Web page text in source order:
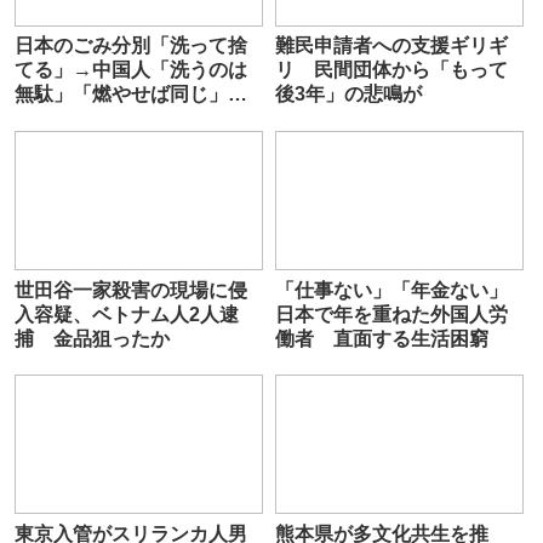
日本のごみ分別「洗って捨
てる」→中国人「洗うのは
無駄」「燃やせば同じ」
難民申請者への支援ギリギ
リ 民間団体から「もって
後3年」の悲鳴が
世田谷一家殺害の現場に侵
入容疑、ベトナム人2人逮
捕 金品狙ったか
「仕事ない」「年金ない」
日本で年を重ねた外国人労
働者 直面する生活困窮
東京入管がスリランカ人男 熊本県が多文化共生を推